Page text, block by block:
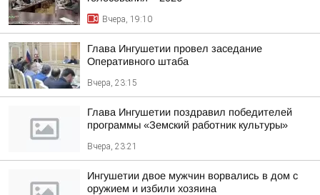
Вчера, 19:10
Глава Ингушетии провел заседание
Оперативного штаба
Вчера, 23:15
Глава Ингушетии поздравил победителей
программы «Земский работник культуры»
Вчера, 23:21
Ингушетии двое мужчин ворвались в дом с
оружием и избили хозяина